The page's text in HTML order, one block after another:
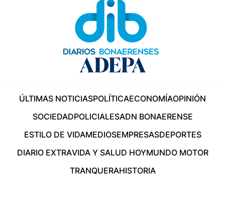
ÚLTIMAS NOTICIASPOLÍTICAECONOMÍAOPINIÓN
SOCIEDADPOLICIALESADN BONAERENSE
ESTILO DE VIDAMEDIOSEMPRESASDEPORTES
DIARIO EXTRAVIDA Y SALUD HOYMUNDO MOTOR
TRANQUERAHISTORIA